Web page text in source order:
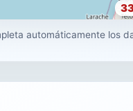
automáticamente los